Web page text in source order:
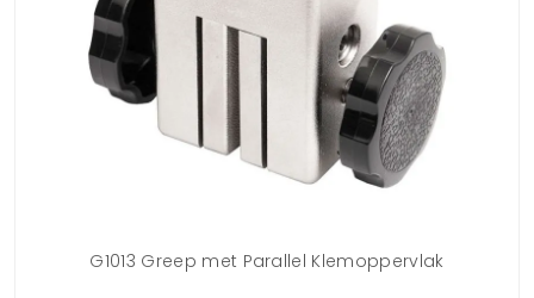
G1013 Greep met Parallel Klemoppervlak